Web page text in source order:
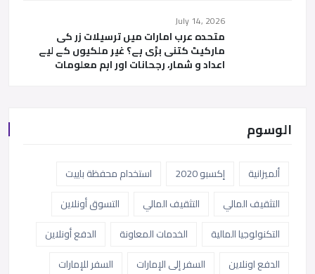
July 14, 2026
متحدہ عرب امارات میں ترسیلات زر کی
مارکیٹ کتنی بڑی ہے؟ غیر ملکیوں کے لیے
اعداد و شمار، رجحانات اور اہم معلومات
الوسوم
ألميزانية إكسبو 2020
استخدام محفظة باييت
التثقيف المالي
التثقيف المالي
التسوق أونلاين
التكنولوجيا المالية
الخدمات المعاونة
الدفع أونلاين
الدفع اونلاين
السفر إلى الإمارات
السفر للإمارات